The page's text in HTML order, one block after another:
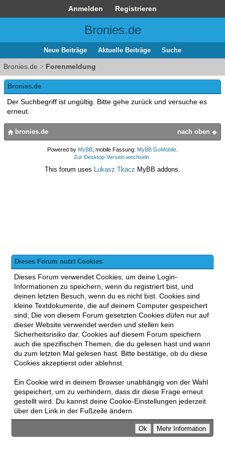
Anmelden Registrieren
Bronies.de
Neue Beiträge Aktuelle Beiträge Suche
Bronies.de > Forenmeldung
Dieses Forum nutzt Cookies
Dieses Forum verwendet Cookies, um deine Login-
Informationen zu speichern, wenn du registriert bist, und
deinen letzten Besuch, wenn du es nicht bist. Cookies sind
kleine Textdokumente, die auf deinem Computer gespeichert
sind; Die von diesem Forum gesetzten Cookies düfen nur auf
dieser Website verwendet werden und stellen kein
Sicherheitsrisiko dar. Cookies auf diesem Forum speichern
auch die spezifischen Themen, die du gelesen hast und wann
du zum letzten Mal gelesen hast. Bitte bestätige, ob du diese
Cookies akzeptierst oder ablehnst.
Ein Cookie wird in deinem Browser unabhängig von der Wahl
gespeichert, um zu verhindern, dass dir diese Frage erneut
gestellt wird. Du kannst deine Cookie-Einstellungen jederzeit
über den Link in der Fußzeile ändern.
Bronies.de
Der Suchbegriff ist ungültig. Bitte gehe zurück und versuche es
erneut.
nach oben
bronies.de
Powered by MyBB , mobile Fassung: MyBB GoMobile
Zur Desktop-Version wechseln
This forum uses Lukasz Tkacz MyBB addons.